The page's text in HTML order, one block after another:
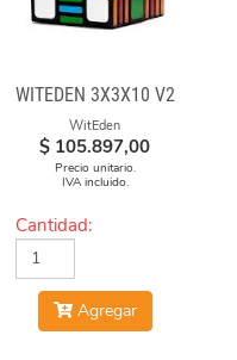
WITEDEN 3X3X10 V2
WitEden
$ 105.897,00
Precio unitario.
IVA incluido.
Cantidad:
Agregar